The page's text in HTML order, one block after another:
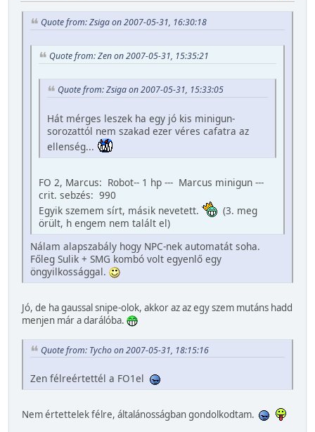
Quote from: Zsiga on 2007-05-31, 16:30:18
Quote from: Zen on 2007-05-31, 15:35:21
Quote from: Zsiga on 2007-05-31, 15:33:05
Hát mérges leszek ha egy jó kis minigun-
sorozattól nem szakad ezer véres cafatra az
ellenség...
FO 2, Marcus: Robot-- 1 hp --- Marcus minigun ---
crit. sebzés: 990
Egyik szemem sírt, másik nevetett.
(3. meg
örült, h engem nem talált el)
Nálam alapszabály hogy NPC-nek automatát soha.
Főleg Sulik + SMG kombó volt egyenlő egy
öngyilkossággal.
Jó, de ha gaussal snipe-olok, akkor az az egy szem mutáns hadd
menjen már a darálóba.
Quote from: Tycho on 2007-05-31, 18:15:16
Zen félreértettél a FO1el
Nem értettelek félre, általánosságban gondolkodtam.